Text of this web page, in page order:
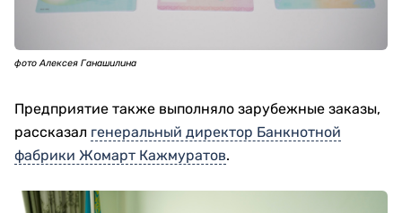
фото Алексея Ганашилина
Предприятие также выполняло зарубежные заказы,
рассказал генеральный директор Банкнотной
фабрики Жомарт Кажмуратов.